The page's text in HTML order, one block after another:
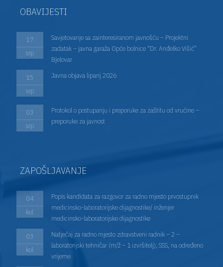
OBAVIJESTI
17
srp
Savjetovanje sa zainteresiranom javnošću – Projektni
zadatak – javna garaža Opće bolnice “Dr. Anđelko Višić”
Bjelovar
15
srp
Javna objava lipanj 2026
03
srp
Protokol o postupanju i preporuke za zaštitu od vrućine –
preporuke za javnost
ZAPOŠLJAVANJE
04
kol
Popis kandidata za razgovor za radno mjesto prvostupnik
medicinsko-laboratorijske dijagnostike/ inženjer
medicinsko-laboratorijske dijagnostike
03
kol
Natječaj za radno mjesto zdravstveni radnik – 2 –
laboratorijski tehničar (m/ž – 1 izvršitelj), SSS, na određeno
vrijeme